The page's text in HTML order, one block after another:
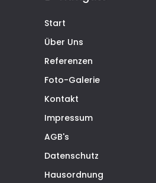
Start
Über Uns
Referenzen
Foto-Galerie
Kontakt
Impressum
AGB's
Datenschutz
Hausordnung